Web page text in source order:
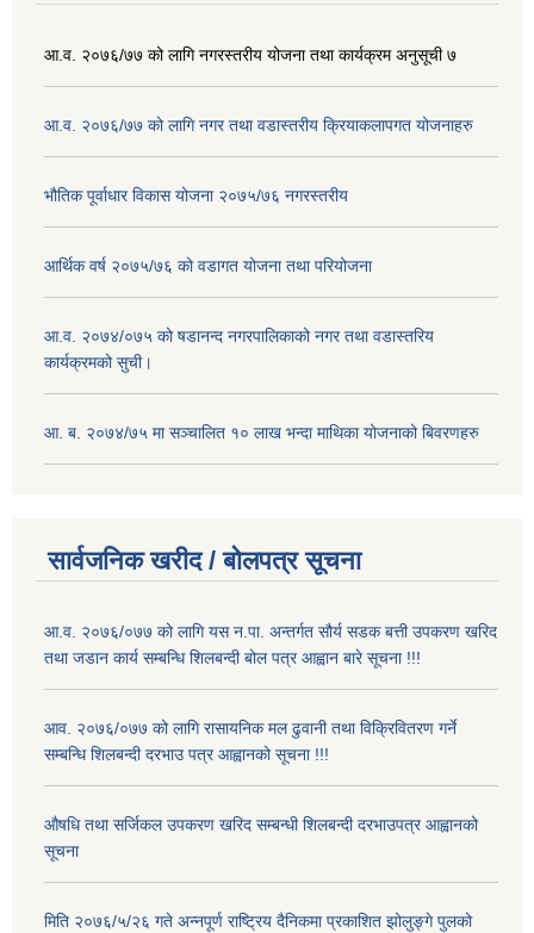
आ.व. २०७६/७७ को लागि नगरस्तरीय योजना तथा कार्यक्रम अनुसूची ७
आ.व. २०७६/७७ को लागि नगर तथा वडास्तरीय क्रियाकलापगत योजनाहरु
भौतिक पूर्वाधार विकास योजना २०७५/७६ नगरस्तरीय
आर्थिक वर्ष २०७५/७६ को वडागत योजना तथा परियोजना
आ.व. २०७४/०७५ को षडानन्द नगरपालिकाको नगर तथा वडास्तरिय
कार्यक्रमको सुची।
आ. ब. २०७४/७५ मा सञ्चालित १० लाख भन्दा माथिका योजनाको बिवरणहरु
सार्वजनिक खरीद / बोलपत्र सूचना
आ.व. २०७६/०७७ को लागि यस न.पा. अन्तर्गत सौर्य सडक बत्ती उपकरण खरिद
तथा जडान कार्य सम्बन्धि शिलबन्दी बोल पत्र आह्वान बारे सूचना !!!
आव. २०७६/०७७ को लागि रासायनिक मल ढुवानी तथा विक्रिवितरण गर्ने
सम्बन्धि शिलबन्दी दरभाउ पत्र आह्वानको सूचना !!!
औषधि तथा सर्जिकल उपकरण खरिद सम्बन्धी शिलबन्दी दरभाउपत्र आह्वानको
सूचना
मिति २०७६/५/२६ गते अन्नपूर्ण राष्ट्रिय दैनिकमा प्रकाशित झोलुङ्गे पुलको